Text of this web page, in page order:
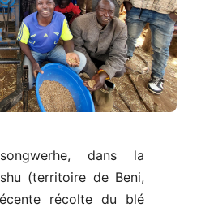
dans la
(territoire de Beni,
récolte du blé